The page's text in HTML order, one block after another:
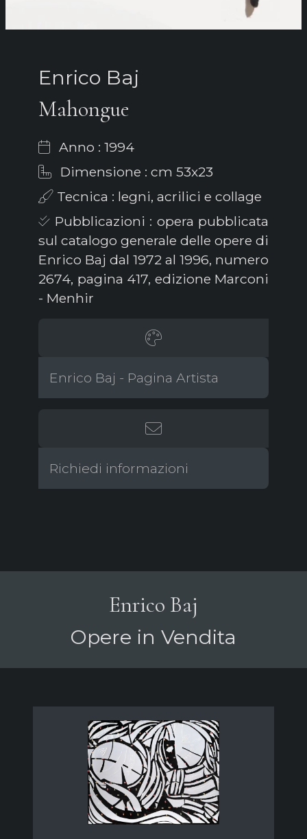
Enrico Baj
Mahongue
Anno : 1994
Dimensione : cm 53x23
Tecnica : legni, acrilici e collage
Pubblicazioni : opera pubblicata
sul catalogo generale delle opere di
Enrico Baj dal 1972 al 1996, numero
2674, pagina 417, edizione Marconi
- Menhir
Enrico Baj - Pagina Artista
Richiedi informazioni
Enrico Baj
Opere in Vendita